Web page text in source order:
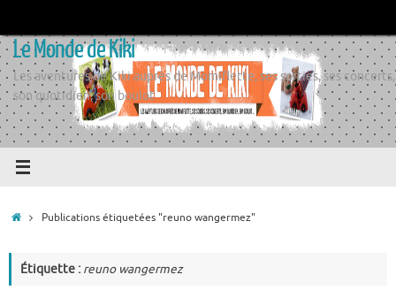
contenu
Le Monde de Kiki
Les aventures de Kiki auprès de Momiflette, ses sorties, ses concerts,
son quotidien, son boulot
AccueilPublications étiquetées "reuno wangermez"
Étiquette : reuno wangermez